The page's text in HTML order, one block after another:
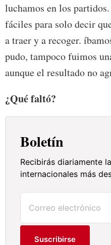
luchamos en los
fáciles para solo decir
a traer y a recoger.
pudo, tampoco fuimos
aunque el resultado no
¿Qué faltó?
Boletín
Recibirás diariamente
internacionales más
Suscribirse